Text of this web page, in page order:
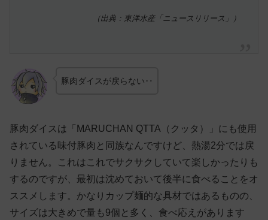
（出典：東洋水産「ニュースリリース」）
豚肉ダイスが戻らない‥
豚肉ダイスは「MARUCHAN QTTA（クッタ）」にも使用
されている味付豚肉と同族なんですけど、熱湯2分では戻
りません。これはこれでサクサクしていて楽しかったりも
するのですが、最初は沈めておいて後半に食べることをオ
ススメします。かなりカップ麺的な具材ではあるものの、
サイズは大きめで量も9個と多く、食べ応えがあります